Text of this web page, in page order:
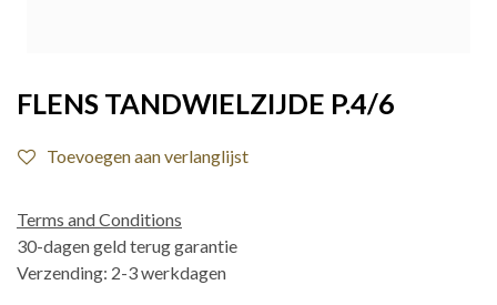
FLENS TANDWIELZIJDE P.4/6
Toevoegen aan verlanglijst
Terms and Conditions
30-dagen geld terug garantie
Verzending: 2-3 werkdagen